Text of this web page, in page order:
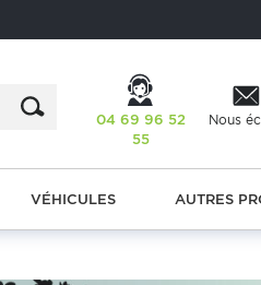
04 69 96 52
55
Nous
VÉHICULES AUTRES